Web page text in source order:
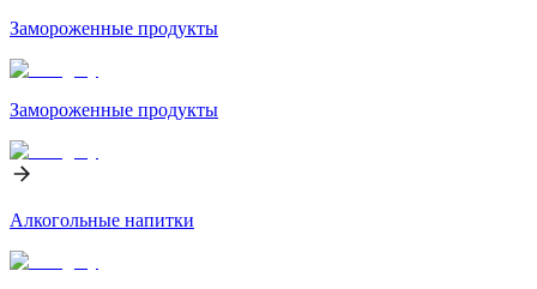
Замороженные продукты
Замороженные продукты
Алкогольные напитки